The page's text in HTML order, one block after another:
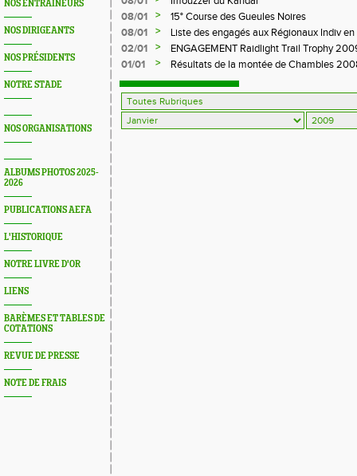
NOS ENTRAINEURS
NOS DIRIGEANTS
NOS PRÉSIDENTS
NOTRE STADE
NOS ORGANISATIONS
ALBUMS PHOTOS 2025-
2026
PUBLICATIONS AEFA
L'HISTORIQUE
NOTRE LIVRE D'OR
LIENS
BARÈMES ET TABLES DE
COTATIONS
REVUE DE PRESSE
NOTE DE FRAIS
08/01
>
15° Course des Gueules Noires
08/01
>
Liste des engagés aux Régionaux Indiv
02/01
>
ENGAGEMENT Raidlight Trail Trophy
01/01
> Résultats de la montée de Chambles